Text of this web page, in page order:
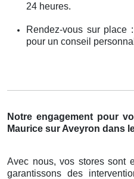
24 heures.
Rendez-vous sur place
pour un conseil
Notre engagement pour
Maurice sur Aveyron dans
Avec nous, vos stores sont
garantissons des